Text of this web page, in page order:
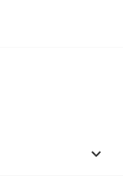
